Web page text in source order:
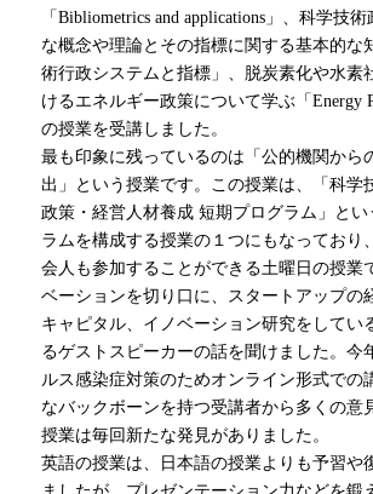
「 Bibliometrics and applications 」、科学技
な概念や理論とその指標に関する基本的な
術行政システムと指標」、脱炭素化や水素
けるエネルギー政策について学ぶ「 Energy
の授業を受講しました。
最も印象に残っているのは「公的機関から
出」という授業です。この授業は、「科学
政策・経営人材養成 短期プログラム」と
ラムを構成する授業の１つにもなっており
会人も参加することができる土曜日の授業
ベーションを切り口に、スタートアップの
キャピタル、イノベーション研究をしてい
るゲストスピーカーの話を聞けました。今
ルス感染症対策のためオンライン形式での
なバックボーンを持つ受講者から多くの意
授業は毎回新たな発見がありました。
英語の授業は、日本語の授業よりも予習や